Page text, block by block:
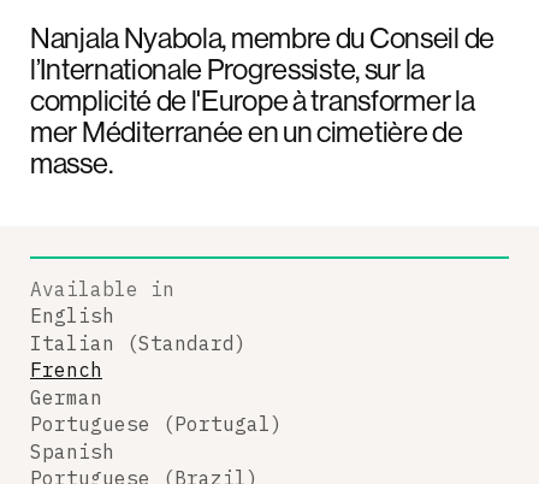
Nanjala Nyabola, membre du Conseil de
l’Internationale Progressiste, sur la
complicité de l'Europe à transformer la
mer Méditerranée en un cimetière de
masse.
Available in
English
Italian (Standard)
French
German
Portuguese (Portugal)
Spanish
Portuguese (Brazil)